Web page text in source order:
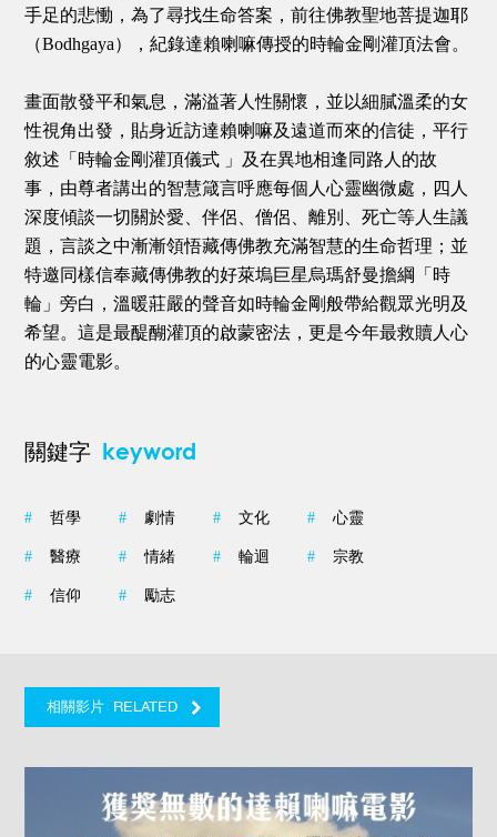
手足的悲慟，為了尋找生命答案，前往佛教聖地菩提迦耶
（Bodhgaya），紀錄達賴喇嘛傳授的時輪金剛灌頂法會。
畫面散發平和氣息，滿溢著人性關懷，並以細膩溫柔的女
性視角出發，貼身近訪達賴喇嘛及遠道而來的信徒，平行
敘述「時輪金剛灌頂儀式 」及在異地相逢同路人的故
事，由尊者講出的智慧箴言呼應每個人心靈幽微處，四人
深度傾談一切關於愛、伴侶、僧侶、離別、死亡等人生議
題，言談之中漸漸領悟藏傳佛教充滿智慧的生命哲理；並
特邀同樣信奉藏傳佛教的好萊塢巨星烏瑪舒曼擔綱「時
輪」旁白，溫暖莊嚴的聲音如時輪金剛般帶給觀眾光明及
希望。這是最醍醐灌頂的啟蒙密法，更是今年最救贖人心
的心靈電影。
關鍵字 keyword
# 哲學 # 劇情 # 文化 # 心靈
# 醫療 # 情緒 # 輪迴 # 宗教
# 信仰 # 勵志
相關影片 RELATED